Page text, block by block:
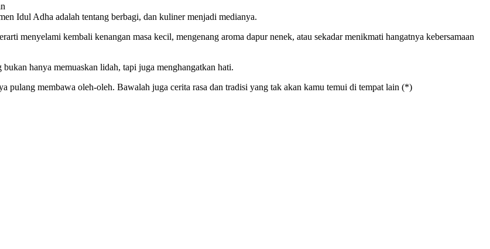
Idul Adha adalah tentang berbagi, dan kuliner menjadi medianya.
menyelami kembali kenangan masa kecil, mengenang aroma dapur nenek, atau sekadar menikmati hangatnya kebersamaan
hanya memuaskan lidah, tapi juga menghangatkan hati.
pulang membawa oleh-oleh. Bawalah juga cerita rasa dan tradisi yang tak akan kamu temui di tempat lain (*)